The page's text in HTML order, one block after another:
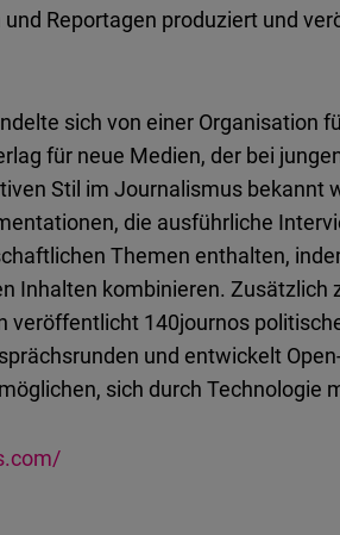
Reportagen produziert und
sich von einer Organisation
für neue Medien, der bei
Stil im Journalismus bekannt
die ausführliche
Themen enthalten,
Inhalten kombinieren. Zusätzlich
veröffentlicht 140journos
und entwickelt
sich durch Technologie